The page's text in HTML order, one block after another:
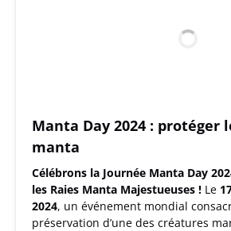
Manta Day 2024 : protéger
manta
Célébrons la Journée Manta Day
les Raies Manta Majestueuses ! Le
2024, un événement mondial
préservation d’une des créatures